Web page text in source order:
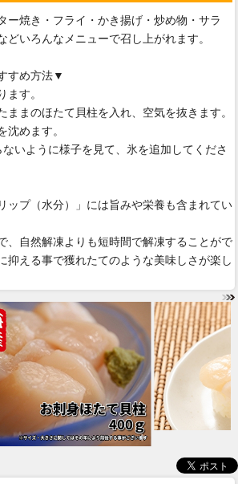
ー焼き・フライ・かき揚げ・炒め物・サラ
どいろんなメニューで召し上がれます。
すめ方法▼
す。
まのほたて貝柱を入れ、空気を抜きます。
めます。
いように様子を見て、氷を追加してくださ
ップ（水分）」には旨みや栄養も含まれてい
、自然解凍よりも短時間で解凍することがで
抑える事で獲れたてのような美味しさが楽し